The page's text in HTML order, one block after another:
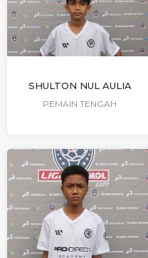
SHULTON NUL AULIA
PEMAIN TENGAH